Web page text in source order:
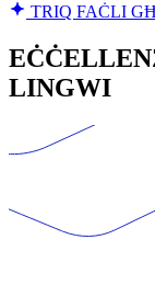
TRIQ FAĊLI
LINGWI